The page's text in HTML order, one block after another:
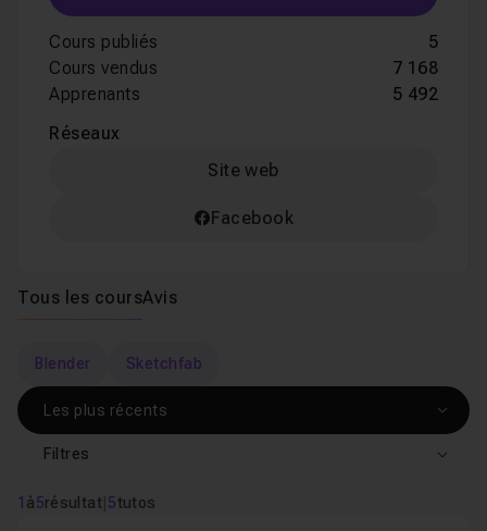
Cours publiés
5
Cours vendus
7 168
Apprenants
5 492
Réseaux
Site web
Facebook
Tous les coursAvis
Blender Sketchfab
1 à5résultat| 5tutos
Filtres